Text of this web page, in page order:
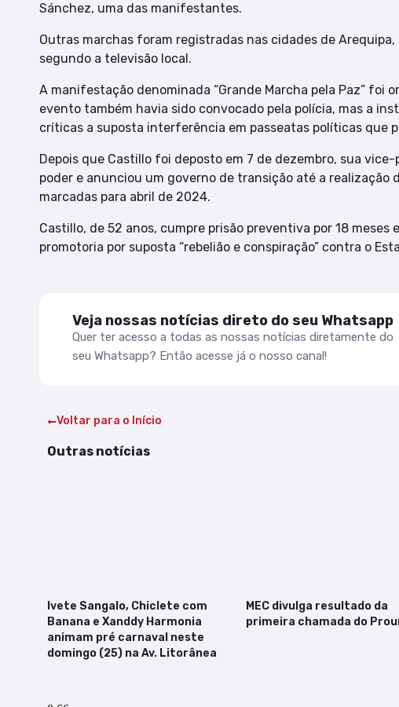
Sánchez, uma das manifestantes.
Outras marchas foram registradas nas cidades de
segundo a televisão local.
A manifestação denominada “Grande Marcha pela Paz” foi
evento também havia sido convocado pela polícia, mas a
críticas a suposta interferência em passeatas políticas que
Depois que Castillo foi deposto em 7 de dezembro, sua
poder e anunciou um governo de transição até a realização
marcadas para abril de 2024.
Castillo, de 52 anos, cumpre prisão preventiva por 18
promotoria por suposta “rebelião e conspiração” contra o
Veja nossas notícias direto do seu Whatsapp
Quer ter acesso a todas as nossas notícias diretamente do
seu Whatsapp? Então acesse já o nosso canal!
Voltar para o Início
Outras notícias
Ivete Sangalo, Chiclete com
Banana e Xanddy Harmonia
animam pré carnaval neste
domingo (25) na Av. Litorânea
MEC divulga resultado da
primeira chamada do